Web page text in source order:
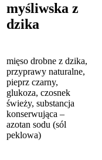
myśliwska z
dzika
mięso drobne z dzika,
przyprawy naturalne,
pieprz czarny,
glukoza, czosnek
świeży, substancja
konserwująca –
azotan sodu (sól
peklowa)